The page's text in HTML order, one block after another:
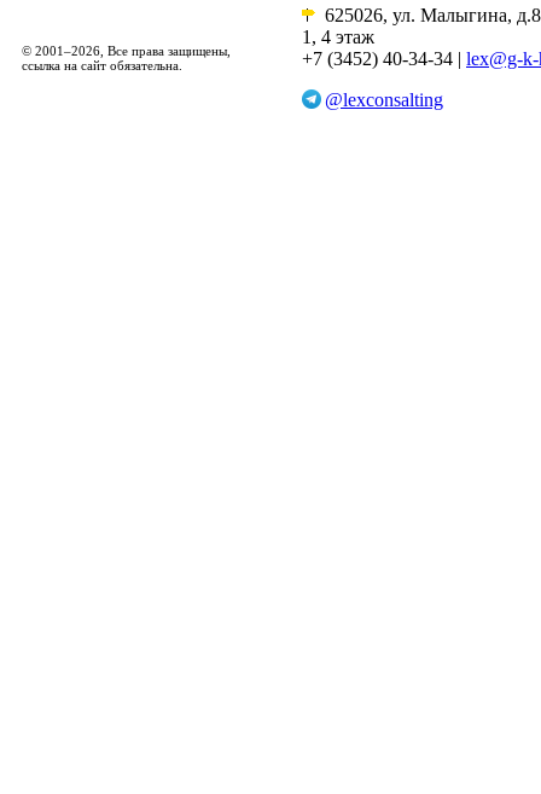
© 2001–2026, Все права защищены,
ссылка на сайт обязательна.
625026, ул. Малыгина,
1, 4 этаж
+7 (3452) 40-34-34 | lex@g-
@lexconsalting